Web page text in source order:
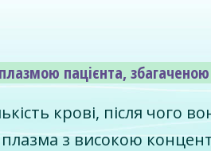
пацієнта,
крові, після чого
плазма з високою